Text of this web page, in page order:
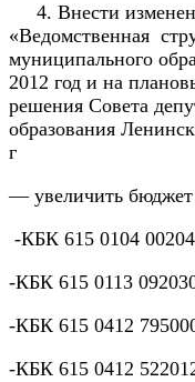
4. Внести
«Ведомственная
муниципального
2012 год и на
решения Совета
образования
г
— увеличить бюджет
-КБК 615 0104
-КБК 615 0113
-КБК 615 0412
-КБК 615 0412